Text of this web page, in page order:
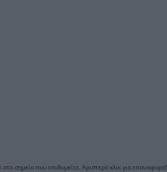
στο σημείο που επιθυμείτε. Αριστερό κλικ για επαναφορά!